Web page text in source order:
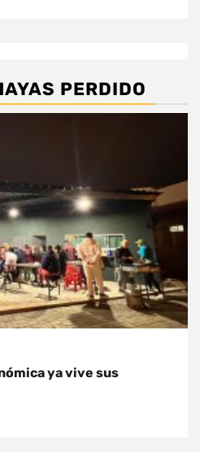
PERDIDO
ya vive sus